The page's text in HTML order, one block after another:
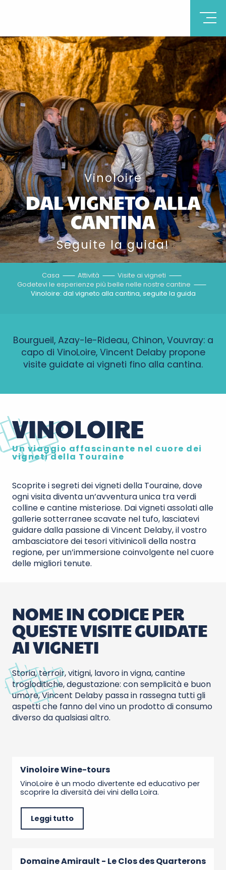
Vinoloire
DAL VIGNETO ALLA
CANTINA
Seguite la guida!
Casa Attività
Visite ai vigneti
Godetevi le esperienze più belle nelle nostre cantine
Vinoloire: dal vigneto alla cantina, seguite la guida
Bourgueil, Azay-le-Rideau, Chinon, Vouvray: a
capo di VinoLoire, Vincent Delaby propone
visite guidate ai vigneti fino alla cantina.
VINOLOIRE
Un viaggio affascinante nel cuore dei
vigneti della Touraine
Scoprite i segreti dei vigneti della Touraine, dove
ogni visita diventa un’avventura unica tra verdi
colline e cantine misteriose. Dai vigneti assolati alle
gallerie sotterranee scavate nel tufo, lasciatevi
guidare dalla passione di Vincent Delaby, il vostro
ambasciatore dei tesori vitivinicoli della nostra
regione, per un’immersione coinvolgente nel cuore
delle migliori tenute.
NOME IN CODICE PER
QUESTE VISITE GUIDATE
AI VIGNETI
Storia, terroir, vitigni, lavoro in vigna, cantine
trogloditiche, degustazione: con semplicità e buon
umore, Vincent Delaby passa in rassegna tutti gli
aspetti che fanno del vino un prodotto di consumo
diverso da qualsiasi altro.
Vinoloire Wine-tours
VinoLoire è un modo divertente ed educativo per
scoprire la diversità dei vini della Loira.
Leggi tutto
Domaine Amirault - Le Clos des Quarterons